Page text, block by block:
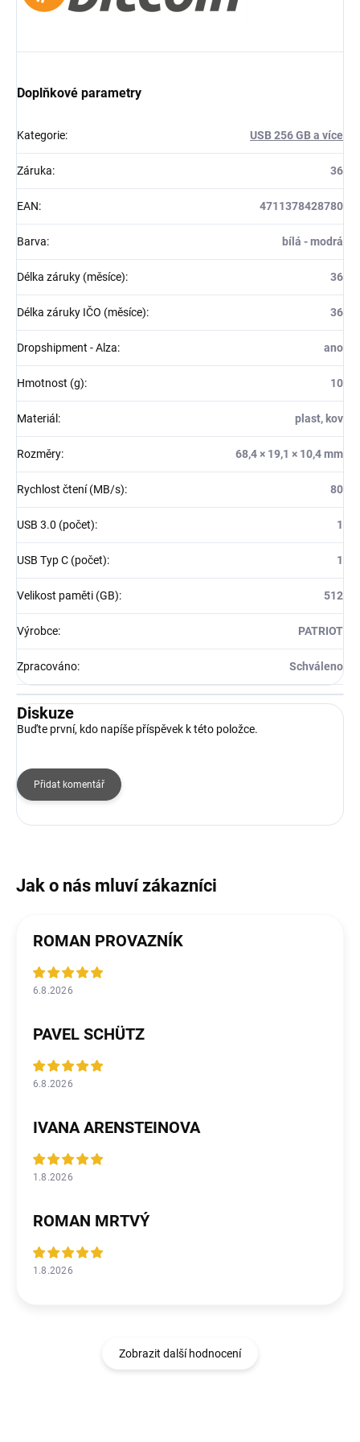
Doplňkové parametry
Kategorie: USB 256 GB a více
Záruka: 36
EAN: 4711378428780
Barva: bílá - modrá
Délka záruky (měsíce): 36
Délka záruky IČO (měsíce): 36
Dropshipment - Alza: ano
Hmotnost (g): 10
Materiál : plast, kov
Rozměry: 68,4 × 19,1 × 10,4 mm
Rychlost čtení (MB/s): 80
USB 3.0 (počet): 1
USB Typ C (počet): 1
Velikost paměti (GB): 512
Výrobce: PATRIOT
Zpracováno: Schváleno
Diskuze
Buďte první, kdo napíše příspěvek k této položce.
Přidat komentář
ROMAN PROVAZNÍK
6.8.2026
PAVEL SCHÜTZ
6.8.2026
IVANA ARENSTEINOVA
1.8.2026
ROMAN MRTVÝ
1.8.2026
Zobrazit další hodnocení